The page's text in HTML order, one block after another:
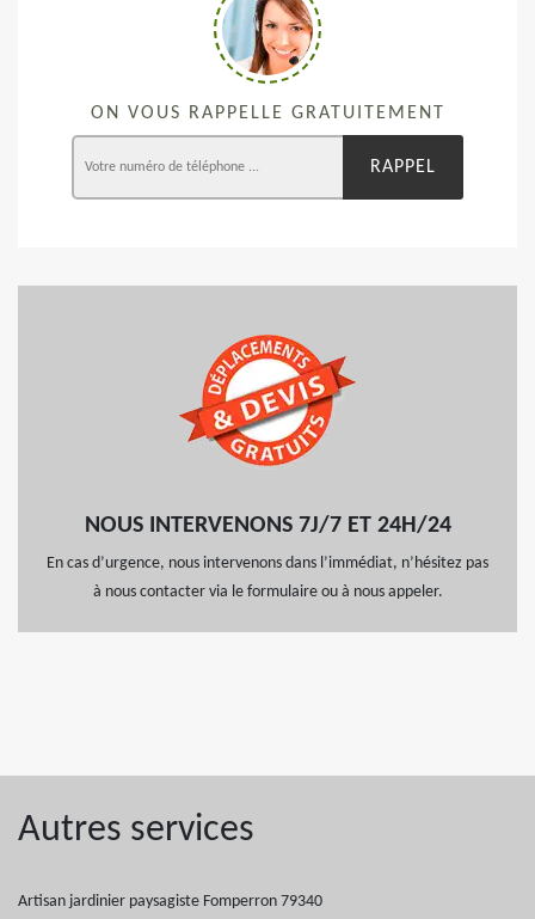
ON VOUS RAPPELLE GRATUITEMENT
NOUS INTERVENONS 7J/7 ET 24H/24
En cas d’urgence, nous intervenons dans l’immédiat, n’hésitez pas
à nous contacter via le formulaire ou à nous appeler.
Autres services
Artisan jardinier paysagiste Fomperron 79340